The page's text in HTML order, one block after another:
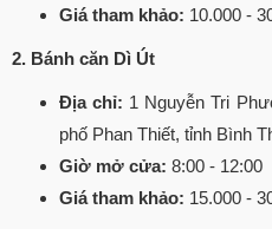
Giá tham khảo: 10.000 -
2. Bánh căn Dì Út
Địa chỉ: 1 Nguyễn Tri
phố Phan Thiết, tỉnh Bình
Giờ mở cửa: 8:00 - 12:00
Giá tham khảo: 15.000 -